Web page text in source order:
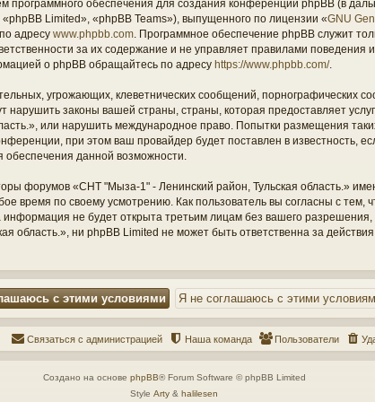
обеспечения для создания конференций phpBB (в
Limited», «phpBB Teams»), выпущенного по лицензии «GNU
адресу www.phpbb.com. Программное обеспечение phpBB служит
за их содержание и не управляет правилами поведения
о phpBB обращайтесь по адресу https://www.phpbb.com/.
угрожающих, клеветнических сообщений, порнографических
нарушить законы вашей страны, страны, которая предоставляет
или нарушить международное право. Попытки размещения
при этом ваш провайдер будет поставлен в известность,
обеспечения данной возможности.
форумов «СНТ "Мыза-1" - Ленинский район, Тульская область.»
время по своему усмотрению. Как пользователь вы согласны с тем,
информация не будет открыта третьим лицам без вашего
область.», ни phpBB Limited не может быть ответственна за действия
Пользователи
Наша команда
Связаться с администрацией
Создано на основе phpBB® Forum Software © phpBB Limited
Style Arty & halilesen